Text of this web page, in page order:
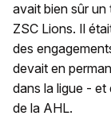
avait bien sûr
ZSC Lions. Il
des
devait en
dans la ligue - et
de la AHL.